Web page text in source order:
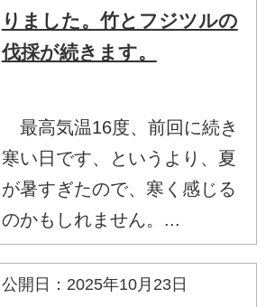
りました。竹とフジツルの
伐採が続きます。
最高気温16度、前回に続き
寒い日です、というより、夏
が暑すぎたので、寒く感じる
のかもしれません。...
公開日：2025年10月23日